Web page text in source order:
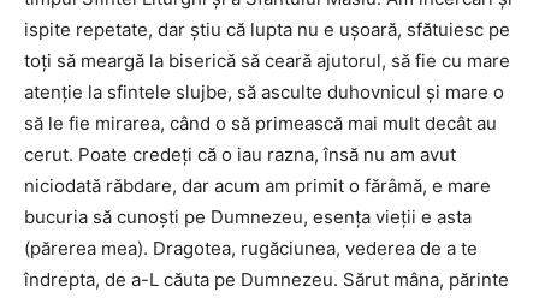
ispite repetate, dar ştiu că lupta nu e uşoară, sfătuiesc pe
toţi să meargă la biserică să ceară ajutorul, să fie cu mare
atenţie la sfintele slujbe, să asculte duhovnicul şi mare o
să le fie mirarea, când o să primească mai mult decât au
cerut. Poate credeţi că o iau razna, însă nu am avut
niciodată răbdare, dar acum am primit o fărâmă, e mare
bucuria să cunoşti pe Dumnezeu, esenţa vieţii e asta
(părerea mea). Dragotea, rugăciunea, vederea de a te
îndrepta, de a-L căuta pe Dumnezeu. Sărut mâna, părinte